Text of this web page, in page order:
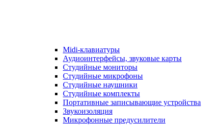
Midi-клавиатуры
Аудиоинтерфейсы, звуковые карты
Студийные мониторы
Студийные микрофоны
Студийные наушники
Студийные комплекты
Портативные записывающие устройства
Звукоизоляция
Микрофонные предусилители